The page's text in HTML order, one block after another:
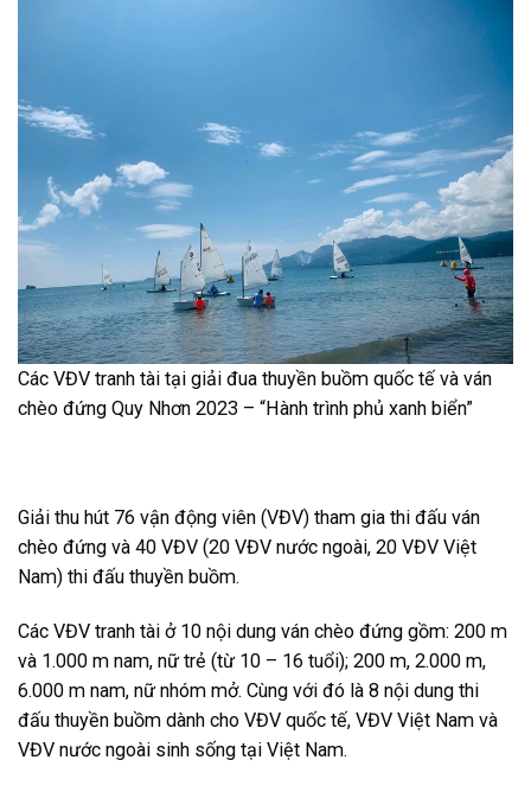
Các VĐV tranh tài tại giải đua thuyền buồm quốc tế và ván
chèo đứng Quy Nhơn 2023 – “Hành trình phủ xanh biển”
Giải thu hút 76 vận động viên (VĐV) tham gia thi đấu ván
chèo đứng và 40 VĐV (20 VĐV nước ngoài, 20 VĐV Việt
Nam) thi đấu thuyền buồm.
Các VĐV tranh tài ở 10 nội dung ván chèo đứng gồm: 200 m
và 1.000 m nam, nữ trẻ (từ 10 – 16 tuổi); 200 m, 2.000 m,
6.000 m nam, nữ nhóm mở. Cùng với đó là 8 nội dung thi
đấu thuyền buồm dành cho VĐV quốc tế, VĐV Việt Nam và
VĐV nước ngoài sinh sống tại Việt Nam.